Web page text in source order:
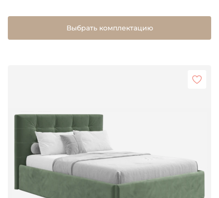
Выбрать комплектацию